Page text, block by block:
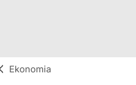
Ekonomia